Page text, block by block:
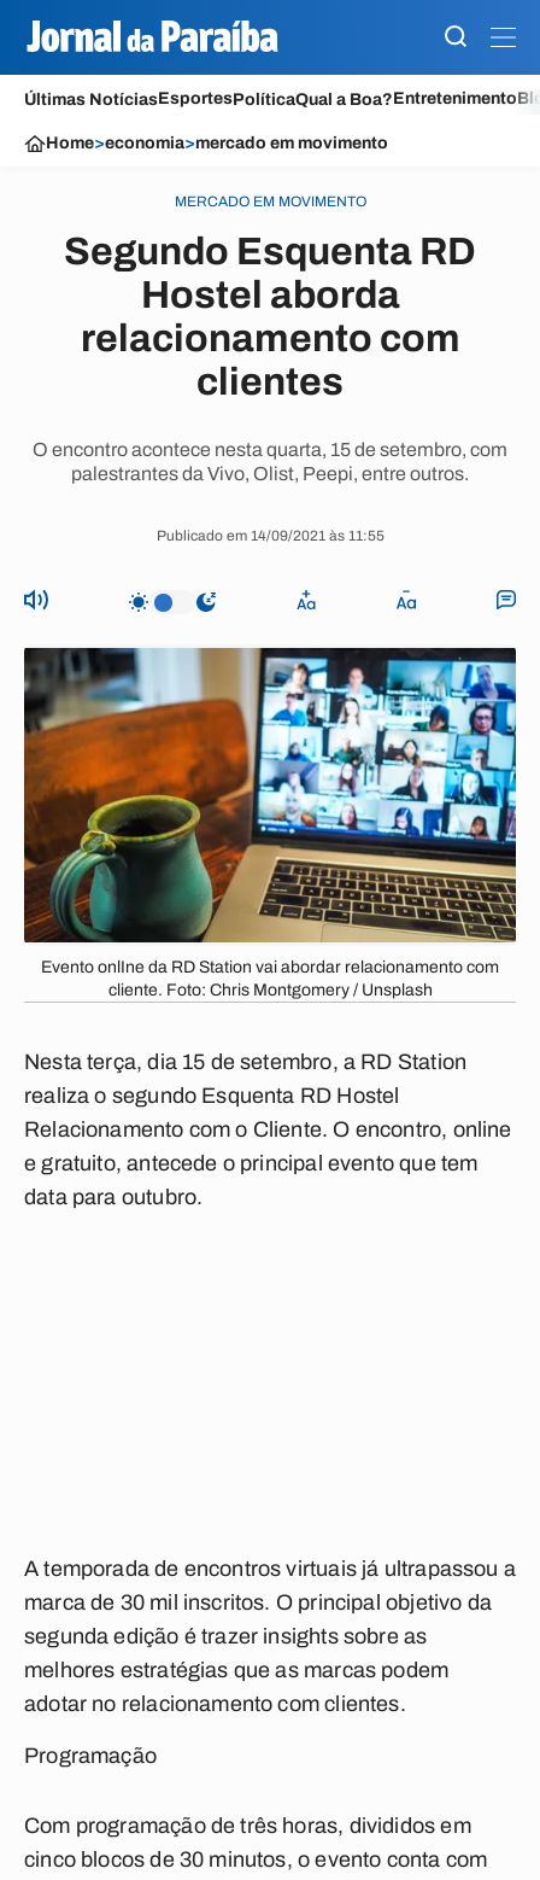
Últimas NotíciasEsportesPolíticaQual a Boa?Entretenimento
Home>economia>mercado em movimento
MERCADO EM MOVIMENTO
Segundo Esquenta RD
Hostel aborda
relacionamento com
clientes
O encontro acontece nesta quarta, 15 de setembro, com
palestrantes da Vivo, Olist, Peepi, entre outros.
Publicado em 14/09/2021 às 11:55
Evento onlIne da RD Station vai abordar relacionamento com
cliente. Foto: Chris Montgomery / Unsplash
Nesta terça, dia 15 de setembro, a RD Station
realiza o segundo Esquenta RD Hostel
Relacionamento com o Cliente. O encontro, online
e gratuito, antecede o principal evento que tem
data para outubro.
A temporada de encontros virtuais já ultrapassou a
marca de 30 mil inscritos. O principal objetivo da
segunda edição é trazer insights sobre as
melhores estratégias que as marcas podem
adotar no relacionamento com clientes.
Programação
Com programação de três horas, divididos em
cinco blocos de 30 minutos, o evento conta com